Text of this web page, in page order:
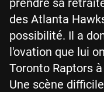
des Atlanta
possibilité. Il a
l'ovation que lui
Toronto Raptors
Une scène